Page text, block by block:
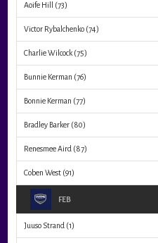
Aoife Hill (73)
Victor Rybalchenko (74)
Charlie Wilcock (75)
Bunnie Kerman (76)
Bonnie Kerman (77)
Bradley Barker (80)
Renesmee Aird (87)
Coben West (91)
FEB
Juuso Strand (1)